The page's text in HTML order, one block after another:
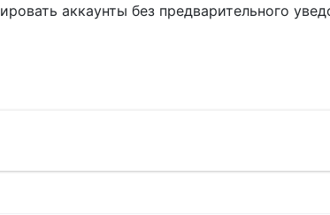
аккаунты без предварительного